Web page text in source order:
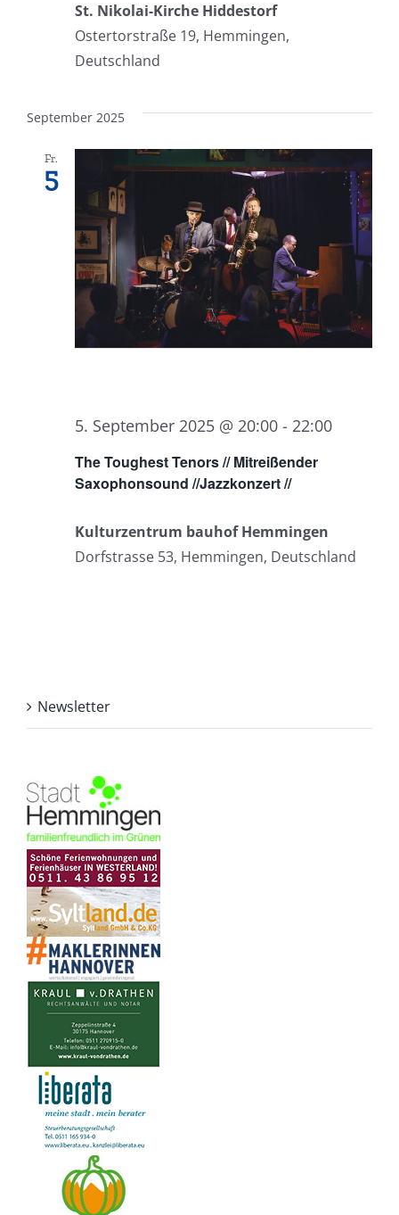
St. Nikolai-Kirche Hiddestorf
Ostertorstraße 19, Hemmingen,
Deutschland
September 2025
Fr.
5
The Toughest Tenors // Mitreißender
Saxophonsound //Jazzkonzert //
5. September 2025 @ 20:00 - 22:00
Kulturzentrum bauhof Hemmingen
Dorfstrasse 53, Hemmingen, Deutschland
Newsletter